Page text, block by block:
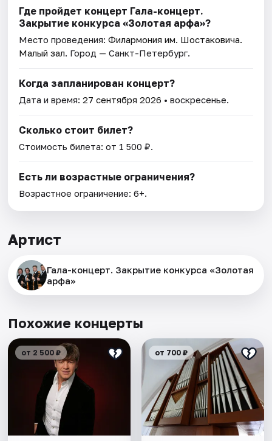
Где пройдет концерт Гала-концерт.
Закрытие конкурса «Золотая арфа»?
Место проведения:Филармония им. Шостаковича.
Малый зал. Город — Санкт-Петербург.
Когда запланирован концерт?
Дата и время:27 сентября 2026 • воскресенье.
Сколько стоит билет?
Стоимость билета: от 1 500 ₽.
Есть ли возрастные ограничения?
Возрастное ограничение: 6+.
Артист
Гала-концерт. Закрытие конкурса «Золотая
арфа»
Похожие концерты
от 2 500 ₽ от 700 ₽